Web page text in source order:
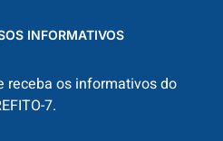
INFORMATIVOS
receba os informativos do
7.